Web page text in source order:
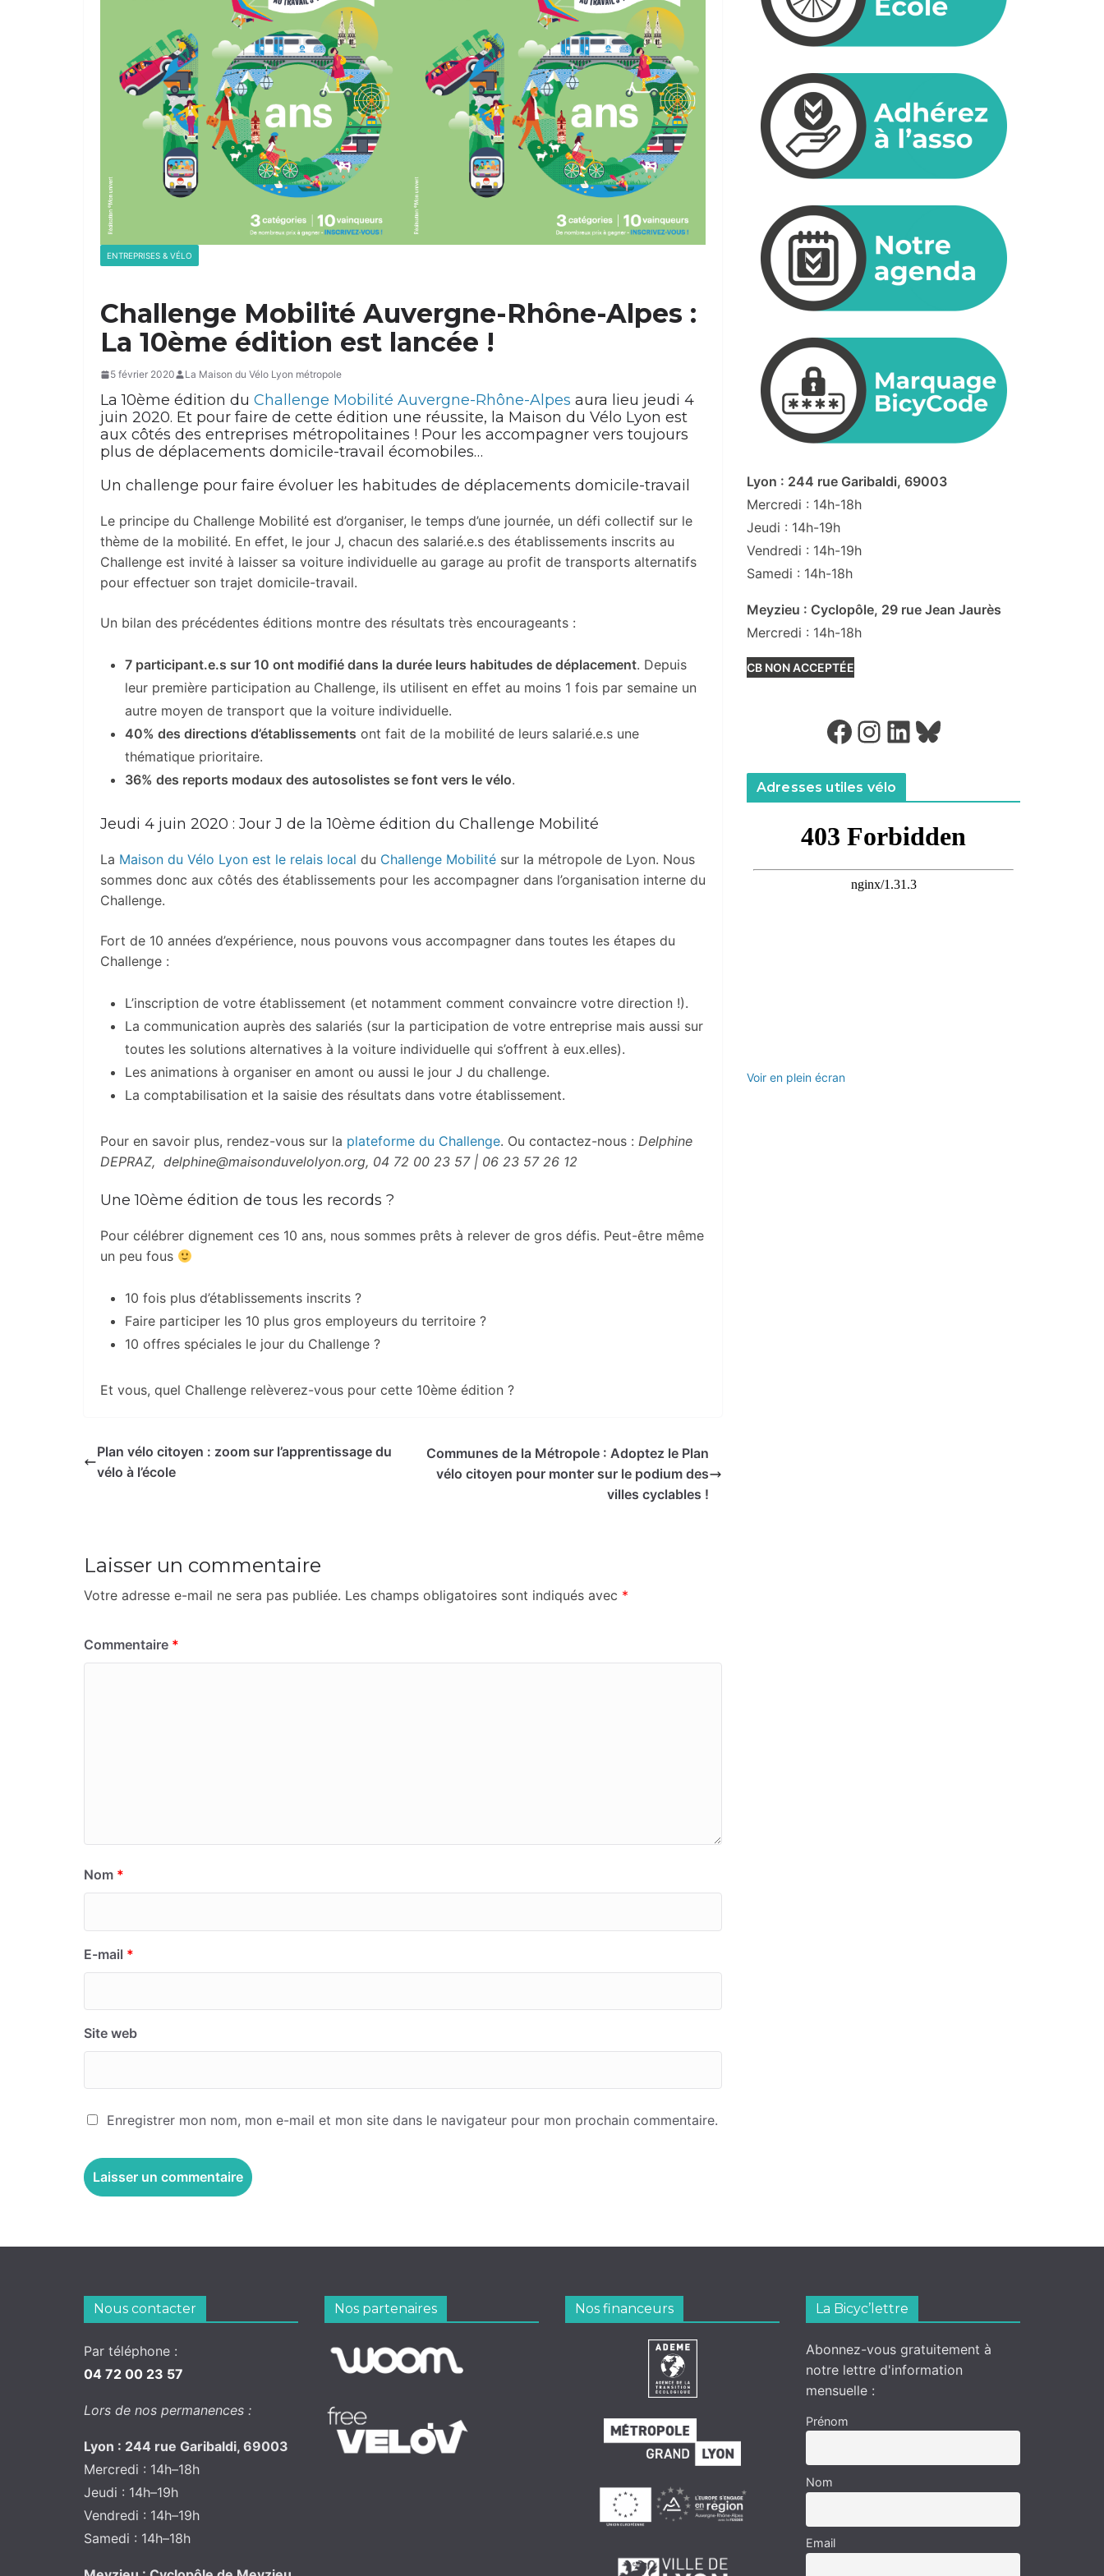
ENTREPRISES & VÉLO
Challenge Mobilité Auvergne-Rhône-Alpes :
La 10ème édition est lancée !
5 février 2020 La Maison du Vélo Lyon métropole
La 10ème édition du Challenge Mobilité Auvergne-Rhône-Alpes aura lieu jeudi 4
juin 2020. Et pour faire de cette édition une réussite, la Maison du Vélo Lyon est
aux côtés des entreprises métropolitaines ! Pour les accompagner vers toujours
plus de déplacements domicile-travail écomobiles…
Un challenge pour faire évoluer les habitudes de déplacements domicile-travail
Le principe du Challenge Mobilité est d’organiser, le temps d’une journée, un défi collectif sur le
thème de la mobilité. En effet, le jour J, chacun des salarié.e.s des établissements inscrits au
Challenge est invité à laisser sa voiture individuelle au garage au profit de transports alternatifs
pour effectuer son trajet domicile-travail.
Un bilan des précédentes éditions montre des résultats très encourageants :
7 participant.e.s sur 10 ont modifié dans la durée leurs habitudes de déplacement. Depuis
leur première participation au Challenge, ils utilisent en effet au moins 1 fois par semaine un
autre moyen de transport que la voiture individuelle.
40% des directions d’établissements ont fait de la mobilité de leurs salarié.e.s une
thématique prioritaire.
36% des reports modaux des autosolistes se font vers le vélo.
Jeudi 4 juin 2020 : Jour J de la 10ème édition du Challenge Mobilité
La Maison du Vélo Lyon est le relais local du Challenge Mobilité sur la métropole de Lyon. Nous
sommes donc aux côtés des établissements pour les accompagner dans l’organisation interne du
Challenge.
Fort de 10 années d’expérience, nous pouvons vous accompagner dans toutes les étapes du
Challenge :
L’inscription de votre établissement (et notamment comment convaincre votre direction !).
La communication auprès des salariés (sur la participation de votre entreprise mais aussi sur
toutes les solutions alternatives à la voiture individuelle qui s’offrent à eux.elles).
Les animations à organiser en amont ou aussi le jour J du challenge.
La comptabilisation et la saisie des résultats dans votre établissement.
Pour en savoir plus, rendez-vous sur la plateforme du Challenge. Ou contactez-nous : Delphine
DEPRAZ, delphine@maisonduvelolyon.org, 04 72 00 23 57 | 06 23 57 26 12
Une 10ème édition de tous les records ?
Pour célébrer dignement ces 10 ans, nous sommes prêts à relever de gros défis. Peut-être même
un peu fous
10 fois plus d’établissements inscrits ?
Faire participer les 10 plus gros employeurs du territoire ?
10 offres spéciales le jour du Challenge ?
Et vous, quel Challenge relèverez-vous pour cette 10ème édition ?
Plan vélo citoyen : zoom sur l’apprentissage du
vélo à l’école
Communes de la Métropole : Adoptez le Plan
vélo citoyen pour monter sur le podium des
villes cyclables !
Laisser un commentaire
Votre adresse e-mail ne sera pas publiée. Les champs obligatoires sont indiqués avec *
Commentaire *
Nom *
E-mail *
Site web
Enregistrer mon nom, mon e-mail et mon site dans le navigateur pour mon prochain commentaire.
Lyon : 244 rue Garibaldi, 69003
Mercredi : 14h-18h
Jeudi : 14h-19h
Vendredi : 14h-19h
Samedi : 14h-18h
Meyzieu : Cyclopôle, 29 rue Jean Jaurès
Mercredi : 14h-18h
CB NON ACCEPTÉE
Facebook Instagram LinkedIn Bluesky
Adresses utiles vélo
Voir en plein écran
Nous contacter
Par téléphone :
04 72 00 23 57
Lors de nos permanences :
Lyon : 244 rue Garibaldi, 69003
Mercredi : 14h–18h
Jeudi : 14h–19h
Vendredi : 14h–19h
Samedi : 14h–18h
Nos partenaires Nos financeurs La Bicyc’lettre
Abonnez-vous gratuitement à
notre lettre d'information
mensuelle :
Prénom
Nom
Email